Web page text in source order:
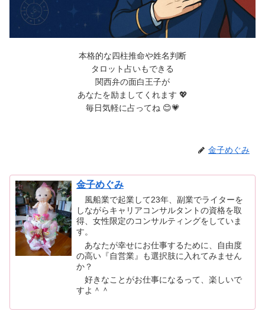
本格的な四柱推命や姓名判断
タロット占いもできる
関西弁の面白王子が
あなたを励ましてくれます 💖
毎日気軽に占ってね 😊💗
金子めぐみ
金子めぐみ
風船業で起業して23年、副業でライターを
しながらキャリアコンサルタントの資格を取
得、女性限定のコンサルティングをしていま
す。
あなたが幸せにお仕事するために、自由度
の高い『自営業』も選択肢に入れてみません
か？
好きなことがお仕事になるって、楽しいで
すよ＾＾